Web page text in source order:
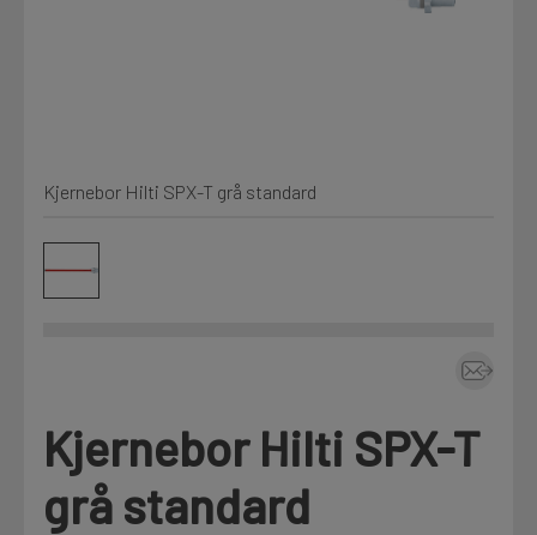
Annet
Fag
Prislister
Firmainformasjon
LOGG UT
Kjernebor Hilti SPX-T grå standard
Kjernebor Hilti SPX-T
grå standard